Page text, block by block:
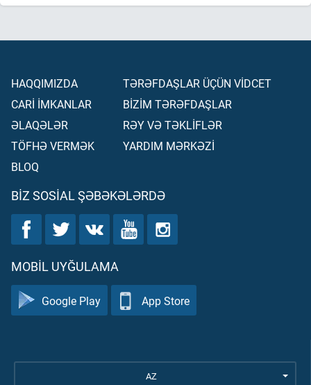
HAQQIMIZDA
CARİ İMKANLAR
ƏLAQƏLƏR
TÖFHƏ VERMƏK
BLOQ
TƏRƏFDAŞLAR ÜÇÜN VİDCET
BİZİM TƏRƏFDAŞLAR
RƏY VƏ TƏKLİFLƏR
YARDIM MƏRKƏZİ
BIZ SOSIAL ŞƏBƏKƏLƏRDƏ
MOBIL UYĞULAMA
Google Play App Store
AZ